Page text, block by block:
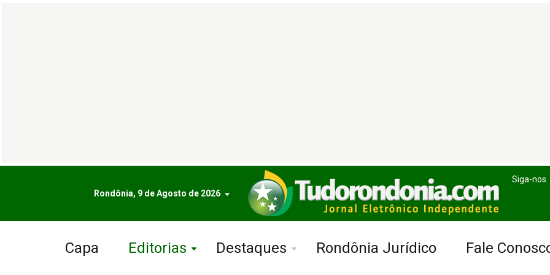
Rondônia, 9 de Agosto de 2026
Siga-nos
Capa Editorias Destaques Rondônia Jurídico Fale